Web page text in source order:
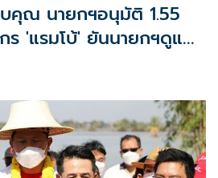
คุณ นายกฯอนุมัติ 1.55
ร 'แรมโบ้' ยันนายกฯดูแล